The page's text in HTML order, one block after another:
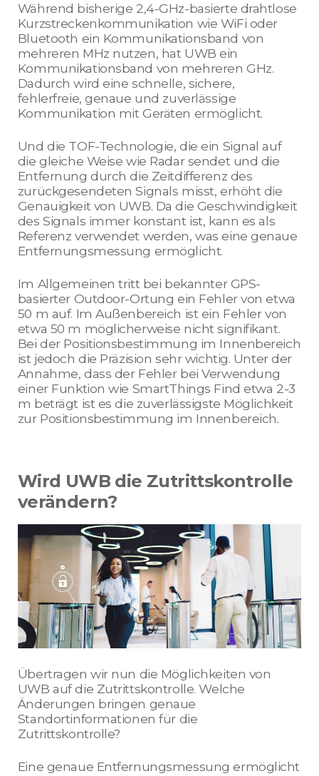
Während bisherige 2,4-GHz-basierte drahtlose
Kurzstreckenkommunikation wie WiFi oder
Bluetooth ein Kommunikationsband von
mehreren MHz nutzen, hat UWB ein
Kommunikationsband von mehreren GHz.
Dadurch wird eine schnelle, sichere,
fehlerfreie, genaue und zuverlässige
Kommunikation mit Geräten ermöglicht.
Und die TOF-Technologie, die ein Signal auf
die gleiche Weise wie Radar sendet und die
Entfernung durch die Zeitdifferenz des
zurückgesendeten Signals misst, erhöht die
Genauigkeit von UWB. Da die Geschwindigkeit
des Signals immer konstant ist, kann es als
Referenz verwendet werden, was eine genaue
Entfernungsmessung ermöglicht.
Im Allgemeinen tritt bei bekannter GPS-
basierter Outdoor-Ortung ein Fehler von etwa
50 m auf. Im Außenbereich ist ein Fehler von
etwa 50 m möglicherweise nicht signifikant.
Bei der Positionsbestimmung im Innenbereich
ist jedoch die Präzision sehr wichtig. Unter der
Annahme, dass der Fehler bei Verwendung
einer Funktion wie SmartThings Find etwa 2-3
m beträgt ist es die zuverlässigste Möglichkeit
zur Positionsbestimmung im Innenbereich.
Wird UWB die Zutrittskontrolle
verändern?
Übertragen wir nun die Möglichkeiten von
UWB auf die Zutrittskontrolle. Welche
Änderungen bringen genaue
Standortinformationen für die
Zutrittskontrolle?
Eine genaue Entfernungsmessung ermöglicht